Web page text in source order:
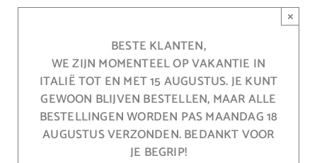
BESTE KLANTEN,
WE ZIJN MOMENTEEL OP VAKANTIE IN
ITALIË TOT EN MET 15 AUGUSTUS. JE KUNT
GEWOON BLIJVEN BESTELLEN, MAAR ALLE
BESTELLINGEN WORDEN PAS MAANDAG 18
AUGUSTUS VERZONDEN. BEDANKT VOOR
JE BEGRIP!
×